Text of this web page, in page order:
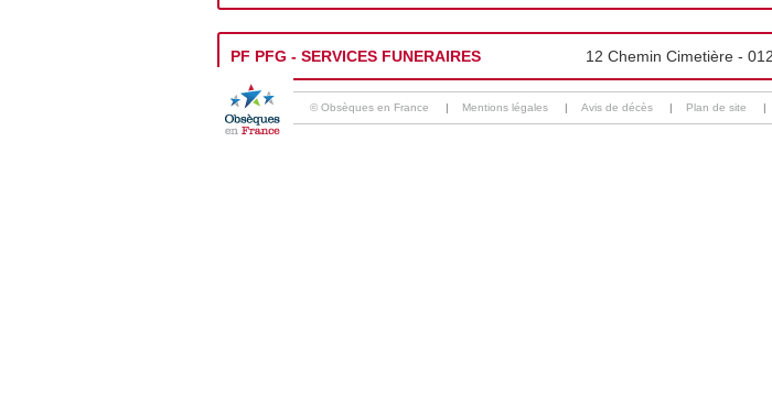
PF PFG - SERVICES FUNERAIRES 12 Chemin Cimetière -
© Obsèques en France | Mentions légales | Avis de décès | Plan de site |